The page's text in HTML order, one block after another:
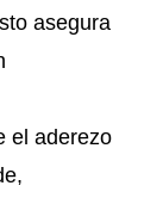
asegura
el aderezo